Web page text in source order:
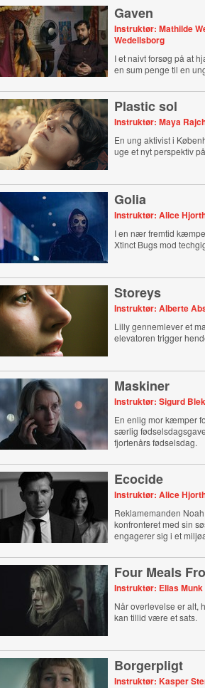
Gaven
Instruktør: Mathilde
Wedellsborg
I et naivt forsøg på at
en sum penge til en
Plastic sol
Instruktør: Maya
En ung aktivist i
uge et nyt perspektiv
Golia
Instruktør: Alice
I en nær fremtid
Xtinct Bugs mod
Storeys
Instruktør: Alberte
Lilly gennemlever et
elevatoren trigger
Maskiner
Instruktør: Sigurd
En enlig mor kæmper
særlig
fjortenårs fødselsdag.
Ecocide
Instruktør: Alice
Reklamemanden
konfronteret med sin
engagerer sig i et
Four Meals
Instruktør: Elias Munk
Når overlevelse er alt,
kan tillid være et sats.
Borgerpligt
Instruktør: Kasper